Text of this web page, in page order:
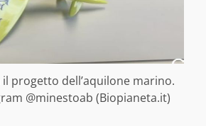
progetto dell’aquilone marino.
@minestoab (Biopianeta.it)